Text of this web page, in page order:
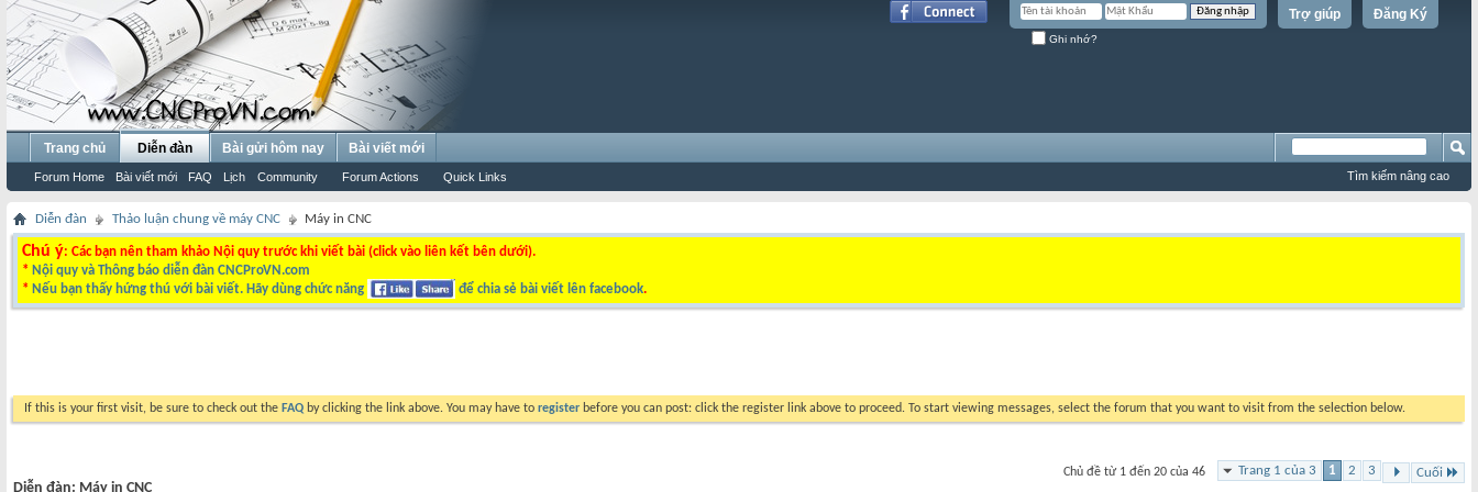
Đăng Ký
Trợ giúp
Ghi nhớ?
Trang chủ Diễn đàn
Forum Home Bài viết mới FAQ Lịch Community Forum Actions Quick Links
Bài gửi hôm nay Bài viết mới
Tìm kiếm nâng cao
Diễn đàn Thảo luận chung về máy CNC Máy in CNC
Chú ý: Các bạn nên tham khảo Nội quy trước khi viết bài (click vào liên kết bên dưới).
* Nội quy và Thông báo diễn đàn CNCProVN.com
* Nếu bạn thấy hứng thú với bài viết. Hãy dùng chức năng để chia sẻ bài viết lên facebook.
If this is your first visit, be sure to check out the FAQ by clicking the link above. You may have to register before you can post: click the register link above to proceed. To start viewing messages, select the forum that you want to visit from the selection below.
Trang 1 của 3 1 2 3 Cuối
Chủ đề từ 1 đến 20 của 46
Diễn đàn: Máy in CNC